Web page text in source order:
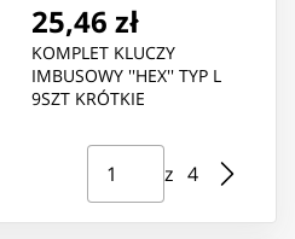
25,46 zł
KOMPLET KLUCZY
IMBUSOWY ''HEX'' TYP L
9SZT KRÓTKIE
Strona ⁨1⁩ z ⁨4⁩
z ⁨4⁩
Przejdź do strony